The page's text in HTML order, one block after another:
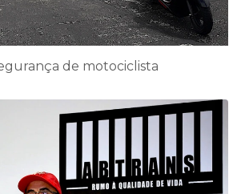
de motociclista